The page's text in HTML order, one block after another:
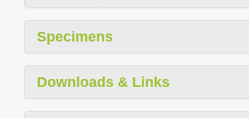
Specimens
Downloads & Links